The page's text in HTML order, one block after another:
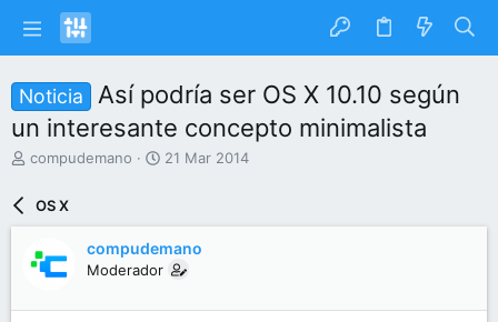
Noticia
Así podría ser OS X 10.10 según
un interesante concepto minimalista
I
a
r
compudemano
F
d
e
n
21 Mar 2014
OS X
compudemano
Moderador